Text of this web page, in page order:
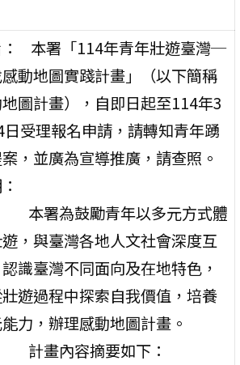
： 本署「114年青年壯遊臺灣─
動地圖實踐計畫」（以下簡稱
圖計畫），自即日起至114年3
日受理報名申請，請轉知青年踴
，並廣為宣導推廣，請查照。
本署為鼓勵青年以多元方式體
，與臺灣各地人文社會深度互
識臺灣不同面向及在地特色，
遊過程中探索自我價值，培養
力，辦理感動地圖計畫。
計畫內容摘要如下：